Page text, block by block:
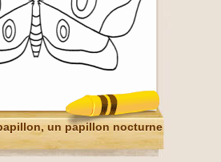
un papillon nocturne